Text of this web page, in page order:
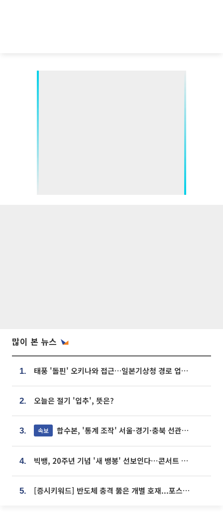
많이 본 뉴스
1. 태풍 '돌핀' 오키나와 접근…일본기상청 경로 업데이트
2. 오늘은 절기 '입추', 뜻은?
3. 속보 합수본, '통계 조작' 서울·경기·충북 선관위 등 추가 압수수색
4. 빅뱅, 20주년 기념 '새 뱅봉' 선보인다⋯콘서트 앞두고 팝업 개최
5. [증시키워드] 반도체 충격 뚫은 개별 호재...포스코퓨처엠·에코프로·한화솔루션 '눈길'